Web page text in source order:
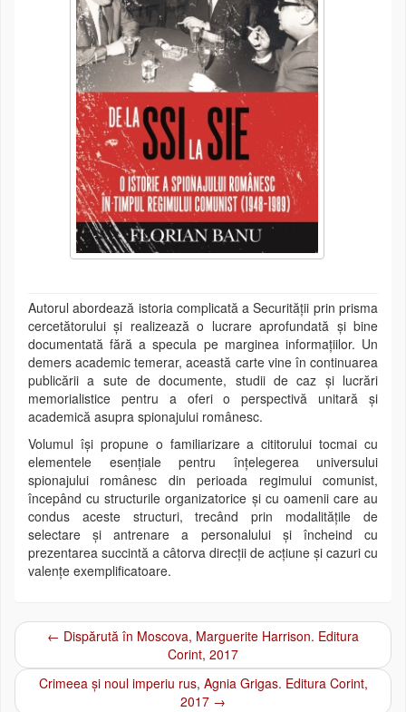
Autorul abordează istoria complicată a Securității prin prisma
cercetătorului și realizează o lucrare aprofundată și bine
documentată fără a specula pe marginea informațiilor. Un
demers academic temerar, această carte vine în continuarea
publicării a sute de documente, studii de caz și lucrări
memorialistice pentru a oferi o perspectivă unitară și
academică asupra spionajului românesc.
Volumul îşi propune o familiarizare a cititorului tocmai cu
elementele esenţiale pentru înţelegerea universului
spionajului românesc din perioada regimului comunist,
începând cu structurile organizatorice şi cu oamenii care au
condus aceste structuri, trecând prin modalităţile de
selectare şi antrenare a personalului şi încheind cu
prezentarea succintă a câtorva direcţii de acţiune şi cazuri cu
valenţe exemplificatoare.
Post navigation
← Dispărută în Moscova, Marguerite Harrison. Editura
Corint, 2017
Crimeea și noul imperiu rus, Agnia Grigas. Editura Corint,
2017 →